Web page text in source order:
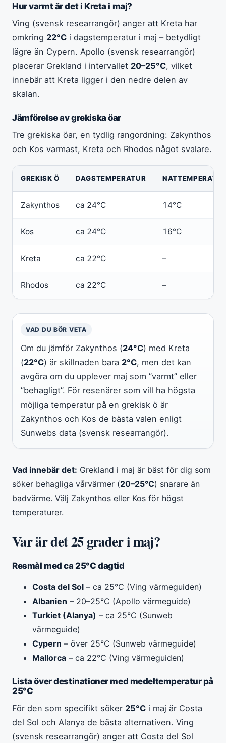
Hur varmt är det i Kreta i maj?
Ving (svensk researrangör) anger att Kreta har
omkring 22°C i dagstemperatur i maj – betydligt
lägre än Cypern. Apollo (svensk researrangör)
placerar Grekland i intervallet 20–25°C, vilket
innebär att Kreta ligger i den nedre delen av
skalan.
Jämförelse av grekiska öar
Tre grekiska öar, en tydlig rangordning: Zakynthos
och Kos varmast, Kreta och Rhodos något svalare.
GREKISK Ö DAGSTEMPERATUR
Zakynthos ca 24°C 14°C
Kos ca 24°C 16°C
Kreta ca 22°C –
Rhodos ca 22°C –
VAD DU BÖR VETA
Om du jämför Zakynthos (24°C) med Kreta
(22°C) är skillnaden bara 2°C, men det kan
avgöra om du upplever maj som ”varmt” eller
”behagligt”. För resenärer som vill ha högsta
möjliga temperatur på en grekisk ö är
Zakynthos och Kos de bästa valen enligt
Sunwebs data (svensk researrangör).
Vad innebär det: Grekland i maj är bäst för dig som
söker behagliga vårvärmer (20–25°C) snarare än
badvärme. Välj Zakynthos eller Kos för högst
temperaturer.
Var är det 25 grader i maj?
Resmål med ca 25°C dagtid
Costa del Sol – ca 25°C (Ving värmeguiden)
Albanien – 20–25°C (Apollo värmeguide)
Turkiet (Alanya) – ca 25°C (Sunweb
värmeguide)
Cypern – över 25°C (Sunweb värmeguide)
Mallorca – ca 22°C (Ving värmeguiden)
Lista över destinationer med medeltemperatur på
25°C
För den som specifikt söker 25°C i maj är Costa
del Sol och Alanya de bästa alternativen. Ving
(svensk researrangör) anger att Costa del Sol